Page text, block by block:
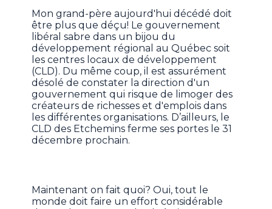
Mon grand-père aujourd'hui décédé doit
être plus que déçu! Le gouvernement
libéral sabre dans un bijou du
développement régional au Québec soit
les centres locaux de développement
(CLD). Du même coup, il est assurément
désolé de constater la direction d'un
gouvernement qui risque de limoger des
créateurs de richesses et d'emplois dans
les différentes organisations. D’ailleurs, le
CLD des Etchemins ferme ses portes le 31
décembre prochain.
Maintenant on fait quoi? Oui, tout le
monde doit faire un effort considérable